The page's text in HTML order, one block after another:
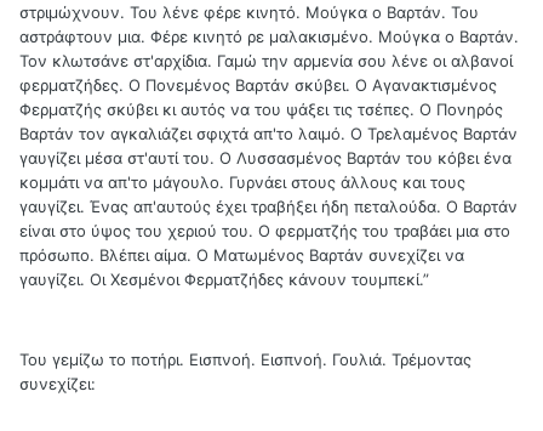
στριμώχνουν. Του λένε φέρε κινητό. Μούγκα ο Βαρτάν. Του
αστράφτουν μια. Φέρε κινητό ρε μαλακισμένο. Μούγκα ο Βαρτάν.
Τον κλωτσάνε στ'αρχίδια. Γαμώ την αρμενία σου λένε οι αλβανοί
φερματζήδες. Ο Πονεμένος Βαρτάν σκύβει. Ο Αγανακτισμένος
Φερματζής σκύβει κι αυτός να του ψάξει τις τσέπες. Ο Πονηρός
Βαρτάν τον αγκαλιάζει σφιχτά απ'το λαιμό. Ο Τρελαμένος Βαρτάν
γαυγίζει μέσα στ'αυτί του. Ο Λυσσασμένος Βαρτάν του κόβει ένα
κομμάτι να απ'το μάγουλο. Γυρνάει στους άλλους και τους
γαυγίζει. Ένας απ'αυτούς έχει τραβήξει ήδη πεταλούδα. Ο Βαρτάν
είναι στο ύψος του χεριού του. Ο φερματζής του τραβάει μια στο
πρόσωπο. Βλέπει αίμα. Ο Ματωμένος Βαρτάν συνεχίζει να
γαυγίζει. Οι Χεσμένοι Φερματζήδες κάνουν τουμπεκί.”
Του γεμίζω το ποτήρι. Εισπνοή. Εισπνοή. Γουλιά. Τρέμοντας
συνεχίζει: